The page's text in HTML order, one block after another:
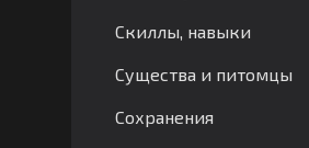
Скиллы, навыки
Существа и питомцы
Сохранения